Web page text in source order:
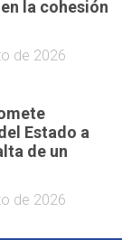
la cohesión
de 2026
Estado a
de un
de 2026